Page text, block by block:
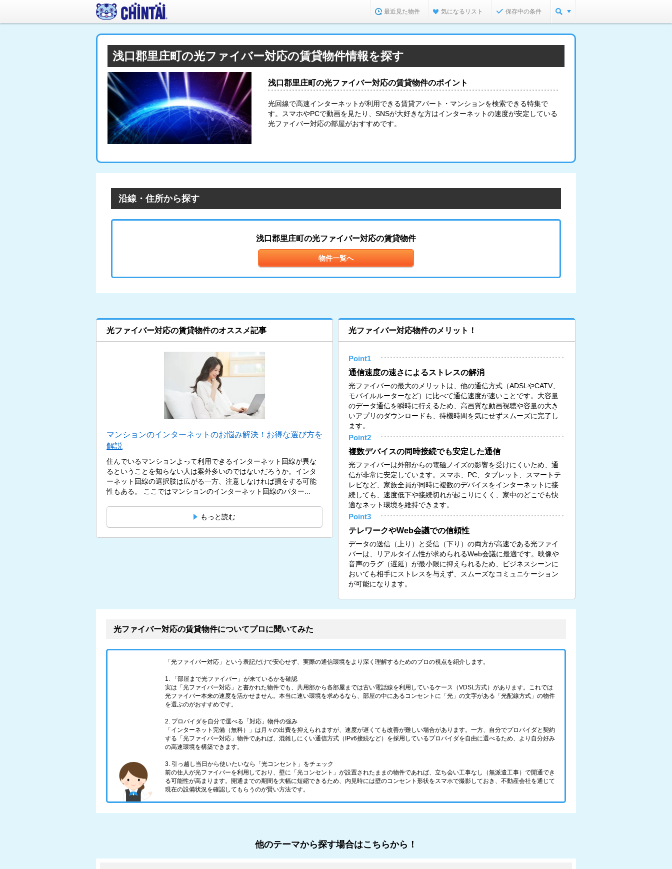
最近見た物件 気になるリスト 保存中の条件
浅口郡里庄町の光ファイバー対応の賃貸物件情報を探す
浅口郡里庄町の光ファイバー対応の賃貸物件のポイント
光回線で高速インターネットが利用できる賃貸アパート・マンションを検索できる特集で
す。スマホやPCで動画を見たり、SNSが大好きな方はインターネットの速度が安定している
光ファイバー対応の部屋がおすすめです。
沿線・住所から探す
浅口郡里庄町の光ファイバー対応の賃貸物件
物件一覧へ
光ファイバー対応の賃貸物件のオススメ記事
マンションのインターネットのお悩み解決！お得な選び方を
解説
住んでいるマンションよって利用できるインターネット回線が異な
るということを知らない人は案外多いのではないだろうか。インタ
ーネット回線の選択肢は広がる一方、注意しなければ損をする可能
性もある。 ここではマンションのインターネット回線のパター...
もっと読む
光ファイバー対応物件のメリット！
Point1
通信速度の速さによるストレスの解消
光ファイバーの最大のメリットは、他の通信方式（ADSLやCATV、
モバイルルーターなど）に比べて通信速度が速いことです。大容量
のデータ通信を瞬時に行えるため、高画質な動画視聴や容量の大き
いアプリのダウンロードも、待機時間を気にせずスムーズに完了し
ます。
Point2
複数デバイスの同時接続でも安定した通信
光ファイバーは外部からの電磁ノイズの影響を受けにくいため、通
信が非常に安定しています。スマホ、PC、タブレット、スマートテ
レビなど、家族全員が同時に複数のデバイスをインターネットに接
続しても、速度低下や接続切れが起こりにくく、家中のどこでも快
適なネット環境を維持できます。
Point3
テレワークやWeb会議での信頼性
データの送信（上り）と受信（下り）の両方が高速である光ファイ
バーは、リアルタイム性が求められるWeb会議に最適です。映像や
音声のラグ（遅延）が最小限に抑えられるため、ビジネスシーンに
おいても相手にストレスを与えず、スムーズなコミュニケーション
が可能になります。
光ファイバー対応の賃貸物件についてプロに聞いてみた
「光ファイバー対応」という表記だけで安心せず、実際の通信環境をより深く理解するためのプロの視点を紹介します。
1. 「部屋まで光ファイバー」が来ているかを確認
実は「光ファイバー対応」と書かれた物件でも、共用部から各部屋までは古い電話線を利用しているケース（VDSL方式）があります。これでは
光ファイバー本来の速度を活かせません。本当に速い環境を求めるなら、部屋の中にあるコンセントに「光」の文字がある「光配線方式」の物件
を選ぶのがおすすめです。
2. プロバイダを自分で選べる「対応」物件の強み
「インターネット完備（無料）」は月々の出費を抑えられますが、速度が遅くても改善が難しい場合があります。一方、自分でプロバイダと契約
する「光ファイバー対応」物件であれば、混雑しにくい通信方式（IPv6接続など）を採用しているプロバイダを自由に選べるため、より自分好み
の高速環境を構築できます。
3. 引っ越し当日から使いたいなら「光コンセント」をチェック
前の住人が光ファイバーを利用しており、壁に「光コンセント」が設置されたままの物件であれば、立ち会い工事なし（無派遣工事）で開通でき
る可能性が高まります。開通までの期間を大幅に短縮できるため、内見時には壁のコンセント形状をスマホで撮影しておき、不動産会社を通じて
現在の設備状況を確認してもらうのが賢い方法です。
他のテーマから探す場合はこちらから！